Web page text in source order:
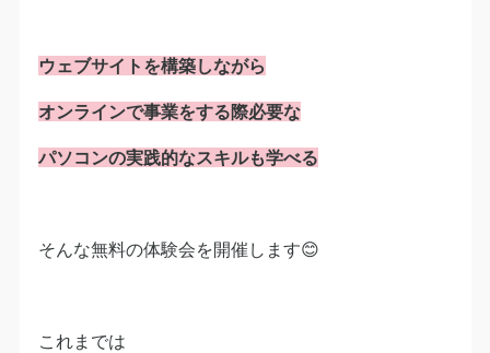
ウェブサイトを構築しながら
オンラインで事業をする際必要な
パソコンの実践的なスキルも学べる
そんな無料の体験会を開催します😊
これまでは